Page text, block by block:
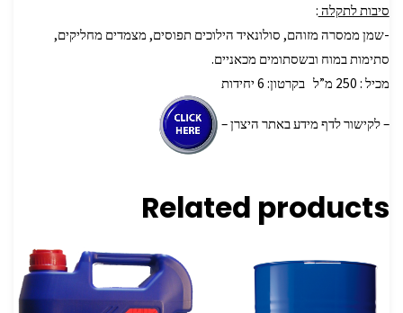
סיבות לתקלה :
-שמן ממסרה מזוהם, סולונאיד הילוכים תפוסים, מצמדים מחליקים,
סתימות במוח ובשסתומים מכאניים.
מכיל : 250 מ”ל בקרטון: 6 יחידות
– לקישור לדף מידע באתר היצרן –
Related products